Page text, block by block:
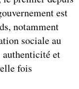
est
notamment
sociale au
authenticité et
fois